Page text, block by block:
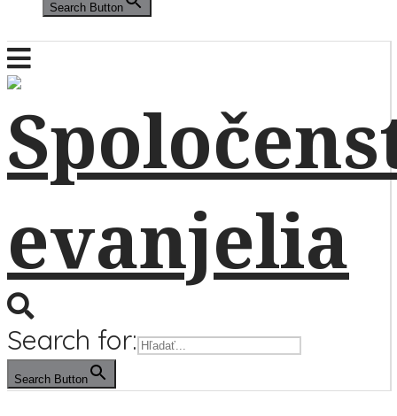
Search Button
Search for:
Search Button